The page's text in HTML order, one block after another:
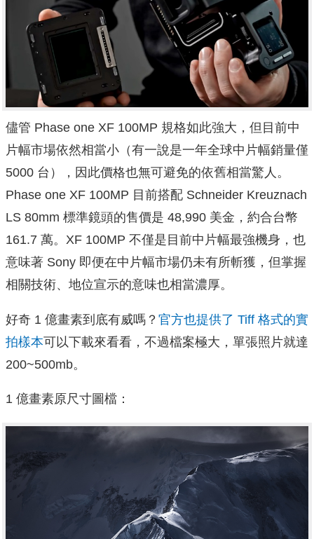
儘管 Phase one XF 100MP 規格如此強大，但目前中
片幅市場依然相當小（有一說是一年全球中片幅銷量僅
5000 台），因此價格也無可避免的依舊相當驚人。
Phase one XF 100MP 目前搭配 Schneider Kreuznach
LS 80mm 標準鏡頭的售價是 48,990 美金，約合台幣
161.7 萬。 XF 100MP 不僅是目前中片幅最強機身，也
意味著 Sony 即便在中片幅市場仍未有所斬獲，但掌握
相關技術、地位宣示的意味也相當濃厚。
好奇 1 億畫素到底有威嗎？ 官方也提供了 Tiff 格式的實
拍樣本可以下載來看看，不過檔案極大，單張照片就達
200~500mb。
1 億畫素原尺寸圖檔：